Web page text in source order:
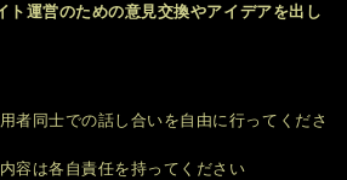
ト運営のための意見交換やアイデアを出し
者同士での話し合いを自由に行ってくださ
容は各自責任を持ってください